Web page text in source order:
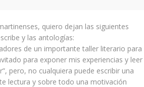
quiero dejan las siguientes
y las antologías:
de un importante taller literario para
para exponer mis experiencias y leer
pero, no cualquiera puede escribir una
lectura y sobre todo una motivación